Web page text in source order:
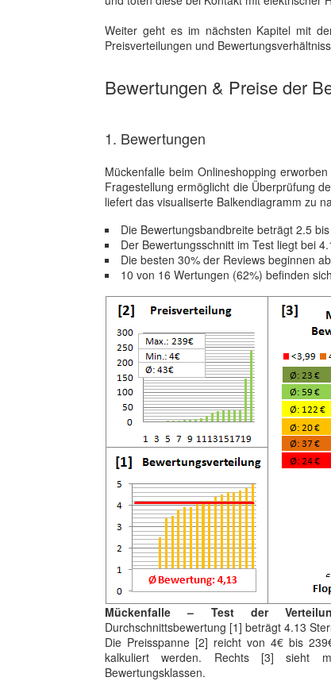
Weiter geht es im nächsten Kapitel mit
Preisverteilungen und
Bewertungen & Preise der
1. Bewertungen
Mückenfalle beim Onlineshopping
Fragestellung ermöglicht die Überprüfung
liefert das visualiserte Balkendiagramm zu
Die Bewertungsbandbreite beträgt 2.5
Der Bewertungsschnitt im Test liegt bei
Die besten 30% der Reviews beginnen
10 von 16 Wertungen (62%) befinden
Mückenfalle – Test der
Durchschnittsbewertung [1] beträgt 4.13
Die Preisspanne [2] reicht von 4€ bis
kalkuliert werden. Rechts [3] sieht
Bewertungsklassen.